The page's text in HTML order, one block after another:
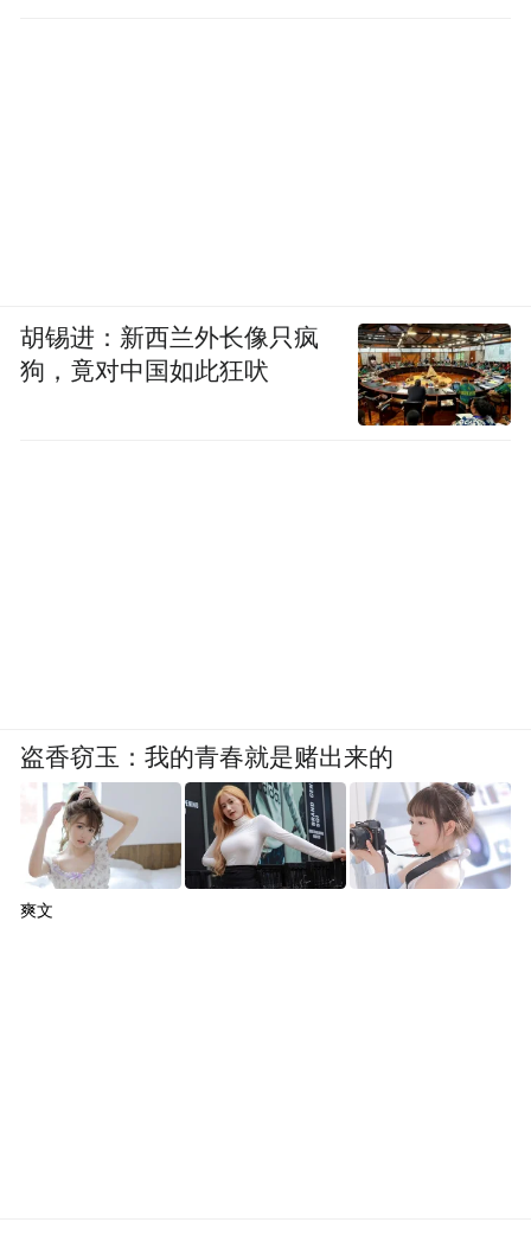
胡锡进：新西兰外长像只疯
狗，竟对中国如此狂吠
盗香窃玉：我的青春就是赌出来的
爽文